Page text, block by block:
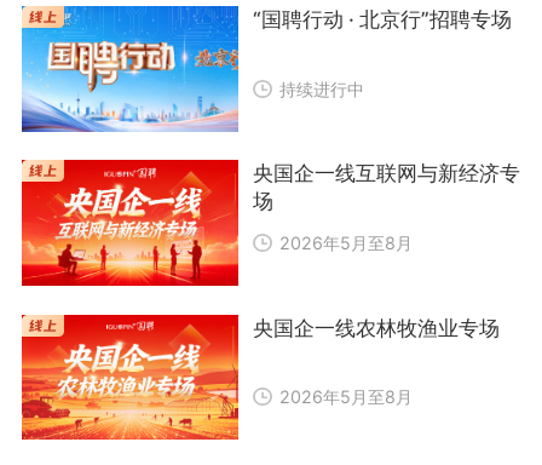
“国聘行动 · 北京行”招聘专场
持续进行中
央国企一线互联网与新经济专
场
2026年5月至8月
央国企一线农林牧渔业专场
2026年5月至8月